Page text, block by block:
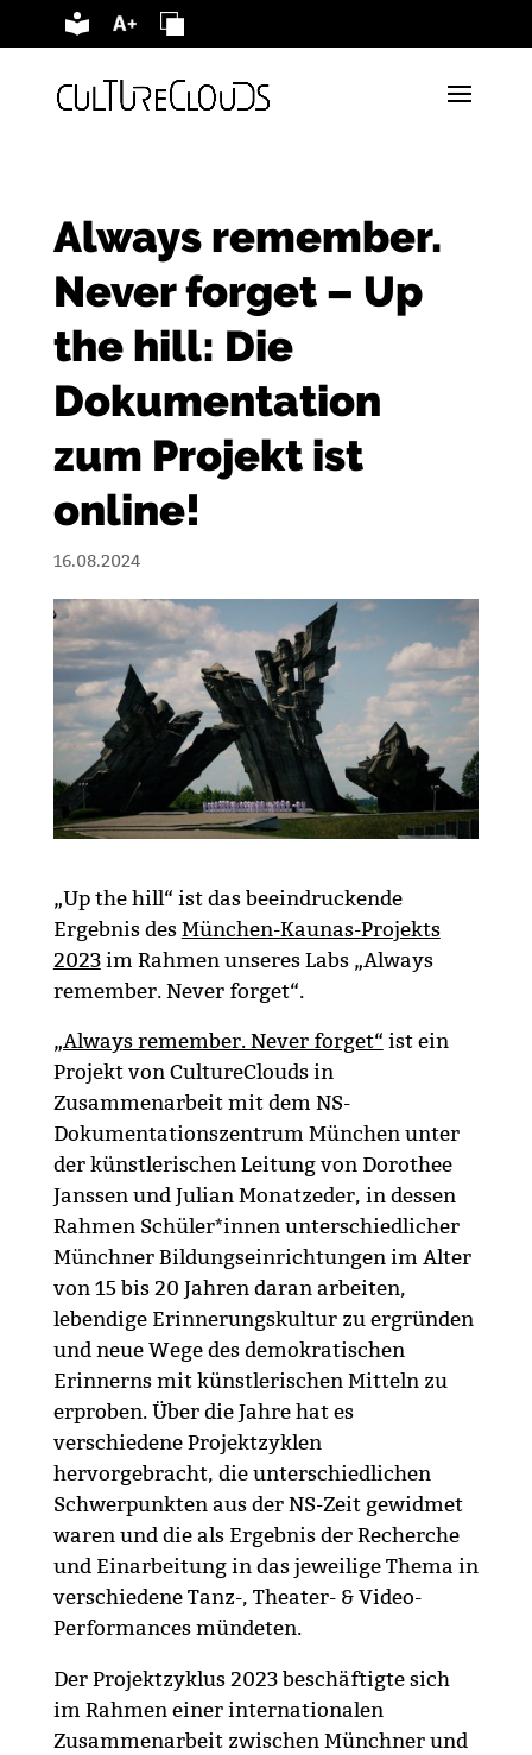
Always remember.
Never forget – Up
the hill: Die
Dokumentation
zum Projekt ist
online!
16.08.2024
„Up the hill“ ist das beeindruckende
Ergebnis des München-Kaunas-Projekts
2023im Rahmen unseres Labs „Always
remember. Never forget“.
„Always remember. Never forget“ ist ein
Projekt von CultureClouds in
Zusammenarbeit mit dem NS-
Dokumentationszentrum München unter
der künstlerischen Leitung von Dorothee
Janssen und Julian Monatzeder, in dessen
Rahmen Schüler*innen unterschiedlicher
Münchner Bildungseinrichtungen im Alter
von 15 bis 20 Jahren daran arbeiten,
lebendige Erinnerungskultur zu ergründen
und neue Wege des demokratischen
Erinnerns mit künstlerischen Mitteln zu
erproben. Über die Jahre hat es
verschiedene Projektzyklen
hervorgebracht, die unterschiedlichen
Schwerpunkten aus der NS-Zeit gewidmet
waren und die als Ergebnis der Recherche
und Einarbeitung in das jeweilige Thema in
verschiedene Tanz-, Theater- & Video-
Performances mündeten.
Der Projektzyklus 2023 beschäftigte sich
im Rahmen einer internationalen
Zusammenarbeit zwischen Münchner und